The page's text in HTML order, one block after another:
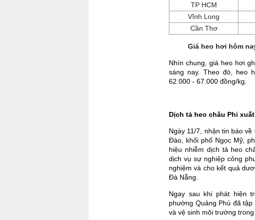
TP HCM
Vĩnh Long
Cần Thơ
Giá heo hơi hôm
Nhìn chung, giá heo hơi
sáng nay. Theo đó, heo
62.000 - 67.000 đồng/kg.
Dịch tả heo châu Phi
Ngày 11/7, nhận tin báo
Đào, khối phố Ngọc Mỹ,
hiệu nhiễm dịch tả heo
dịch vụ sự nghiệp công
nghiệm và cho kết quả
Đà Nẵng.
Ngay sau khi phát hiện
phường Quảng Phú đã
và vệ sinh môi trường